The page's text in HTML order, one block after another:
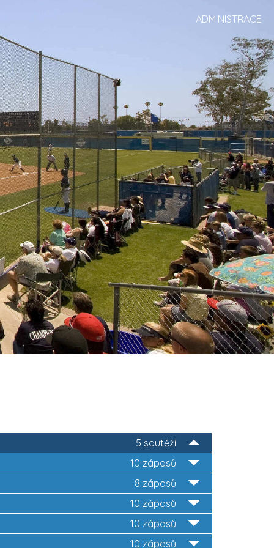
ADMINISTRACE
5 soutěží
10 zápasů
8 zápasů
10 zápasů
10 zápasů
10 zápasů
3